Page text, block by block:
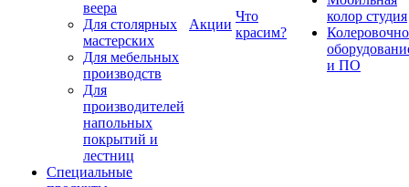
веера
Для столярных
мастерских
Для мебельных
производств
Для
производителей
напольных
покрытий и
лестниц
Специальные
Акции
Что
красим?
колор студия
и ПО